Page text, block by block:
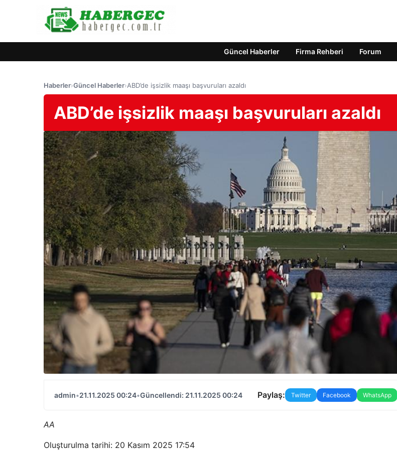
Güncel Haberler Firma Rehberi Forum
Haberler›Güncel Haberler›ABD’de işsizlik maaşı başvuruları azaldı
ABD’de işsizlik maaşı başvuruları azaldı
admin•21.11.2025 00:24•Güncellendi: 21.11.2025 00:24 Paylaş: Twitter Facebook WhatsApp
AA
Oluşturulma tarihi: 20 Kasım 2025 17:54